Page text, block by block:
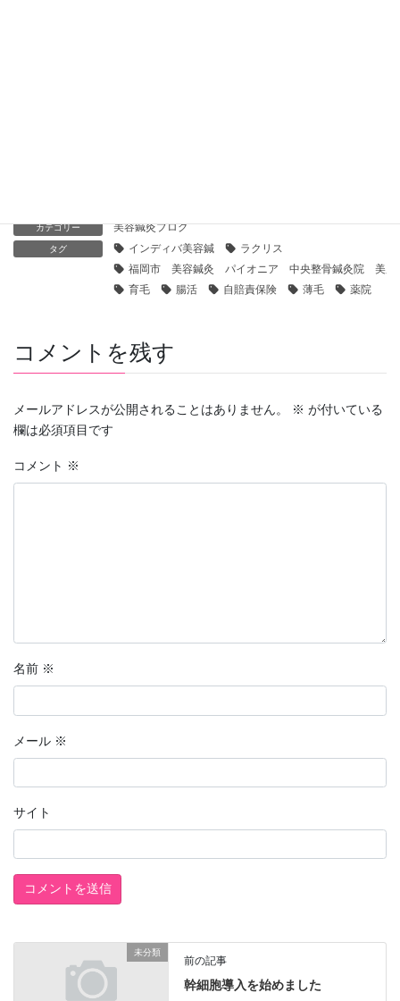
カテゴリー 美容鍼灸ブログ
タグ インディバ美容鍼
ラクリス
福岡市 美容鍼灸 パイオニア 中央整骨鍼灸院 美魔
育毛
腸活 自賠責保険 薄毛 薬院
コメントを残す
メールアドレスが公開されることはありません。 ※ が付いている
欄は必須項目です
コメント ※
名前 ※
メール ※
サイト
未分類
前の記事
幹細胞導入を始めました